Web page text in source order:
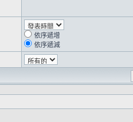
依序遞增
依序遞減